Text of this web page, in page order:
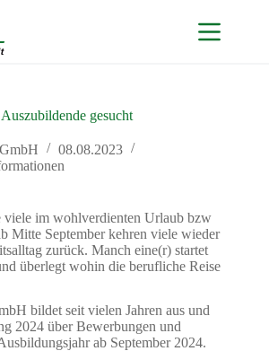
gesucht
08.08.2023
viele im wohlverdienten Urlaub bzw
Mitte September kehren viele wieder
zurück. Manch eine(r) startet
überlegt wohin die berufliche Reise
bildet seit vielen Jahren aus und
2024 über Bewerbungen und
ab September 2024.